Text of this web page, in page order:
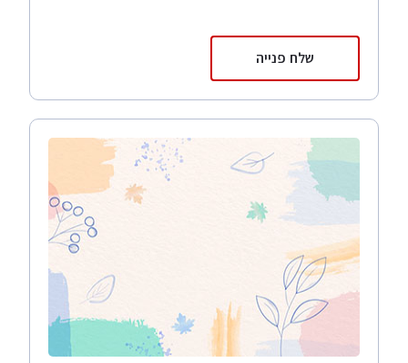
שלח פנייה